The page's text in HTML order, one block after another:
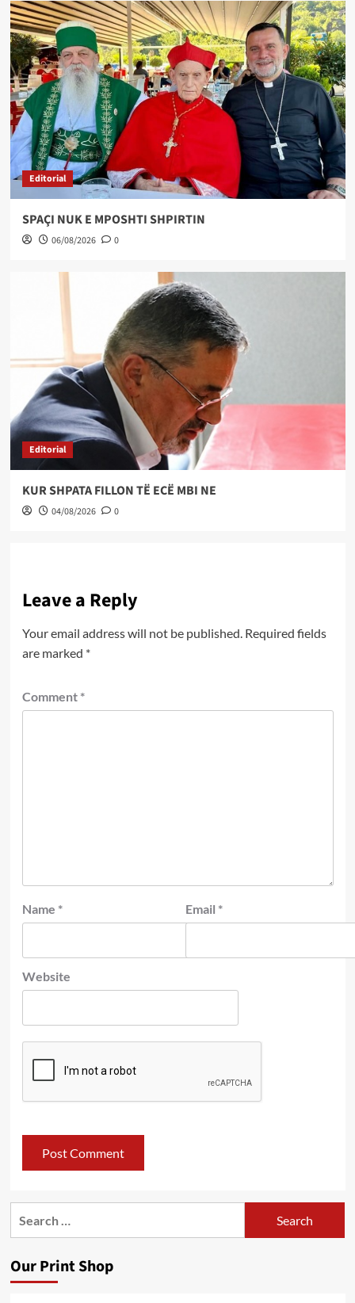
Editorial
SPAÇI NUK E MPOSHTI SHPIRTIN
06/08/2026 0
Editorial
KUR SHPATA FILLON TË ECË MBI NE
04/08/2026 0
Leave a Reply
Your email address will not be published. Required fields
are marked *
Comment *
Name * Email *
Website
Our Print Shop